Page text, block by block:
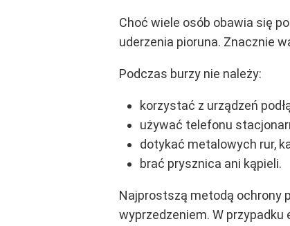
Choć wiele osób obawia się
uderzenia pioruna. Znacznie
Podczas burzy nie należy:
korzystać z urządzeń
używać telefonu
dotykać metalowych rur,
brać prysznica ani kąpieli.
Najprostszą metodą ochrony
wyprzedzeniem. W